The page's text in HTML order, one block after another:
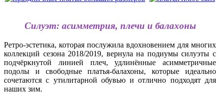
Силуэт: асимметрия, плечи и балахоны
Ретро-эстетика, которая послужила вдохновением для многих
коллекций сезона 2018/2019, вернула на подиумы силуэты с
подчёркнутой линией плеч, удлинённые асимметричные
подолы и свободные платья-балахоны, которые идеально
сочетаются с утилитарной обувью и отлично подходят для
наших зим.